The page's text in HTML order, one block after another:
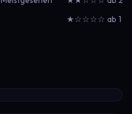
★☆☆☆☆ ab 1